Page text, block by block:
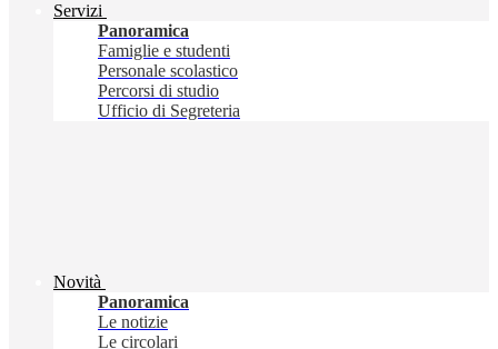
Servizi
Panoramica
Famiglie e studenti
Personale scolastico
Percorsi di studio
Ufficio di Segreteria
Novità
Panoramica
Le notizie
Le circolari